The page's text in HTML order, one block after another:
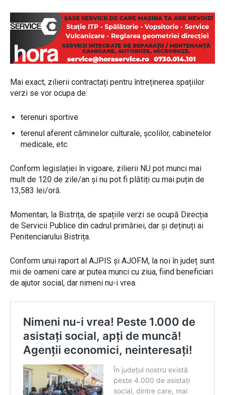
Mai exact, zilierii contractați pentru întreținerea spațiilor
verzi se vor ocupa de:
terenuri sportive
terenul aferent căminelor culturale, școlilor, cabinetelor
medicale, etc
Conform legislației în vigoare, zilierii NU pot munci mai
mult de 120 de zile/an și nu pot fi plătiți cu mai puțin de
13,583 lei/oră.
Momentan, la Bistrița, de spațiile verzi se ocupă Direcția
de Servicii Publice din cadrul primăriei, dar și deținuți ai
Penitenciarului Bistrița.
Conform unui raport al AJPIS și AJOFM, la noi în județ sunt
mii de oameni care ar putea munci cu ziua, fiind beneficiari
de ajutor social, dar nimeni nu-i vrea.